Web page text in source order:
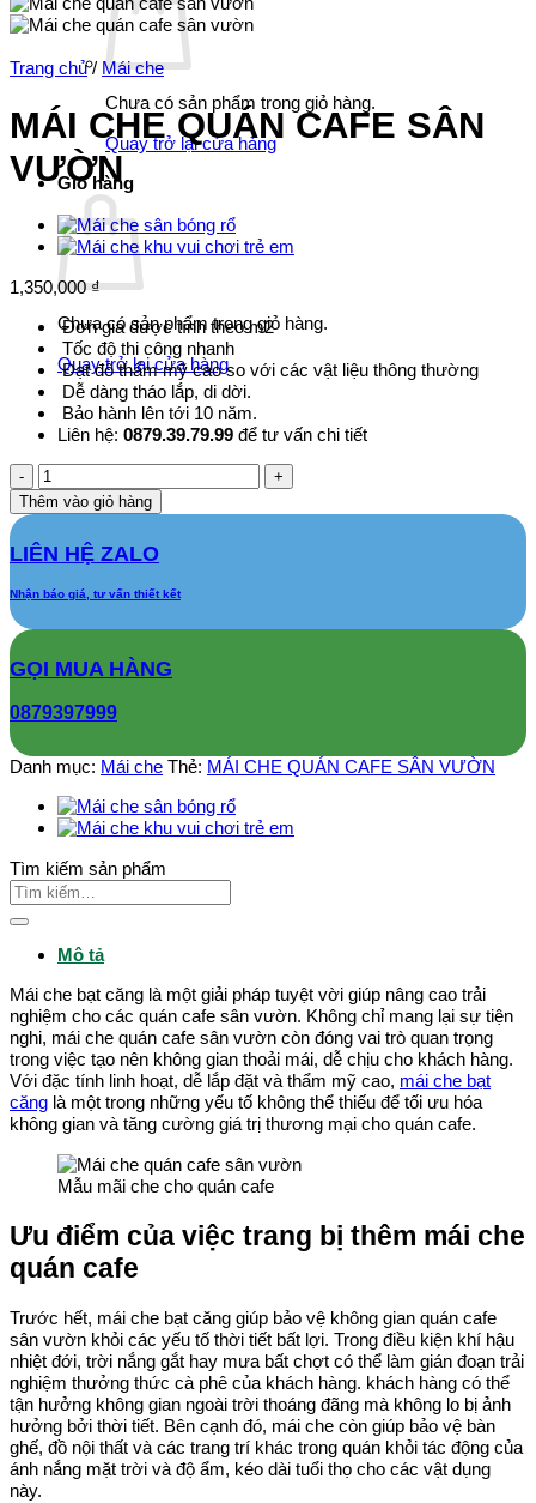
Chưa có sản phẩm trong giỏ hàng.
Quay trở lại cửa hàng
Giỏ hàng
Chưa có sản phẩm trong giỏ hàng.
Quay trở lại cửa hàng
Trang chủ / Mái che
MÁI CHE QUÁN CAFE SÂN
VƯỜN
1,350,000₫
Đơn giá được tính theo m2
Tốc độ thi công nhanh
Đạt đô thẩm mỹ cao so với các vật liệu thông thường
Dễ dàng tháo lắp, di dời.
Bảo hành lên tới 10 năm.
Liên hệ: 0879.39.79.99 để tư vấn chi tiết
MÁI
CHE
QUÁN
CAFE
SÂN
số
Thêm vào giỏ hàng
LIÊN HỆ ZALO
Nhận báo giá, tư vấn thiết kết
GỌI MUA HÀNG
0879397999
Danh mục: Mái che Thẻ: MÁI CHE QUÁN CAFE SÂN VƯỜN
Tìm kiếm sản phẩm
Tìm
kiếm:
Mô tả
Mái che bạt căng là một giải pháp tuyệt vời giúp nâng cao trải
nghiệm cho các quán cafe sân vườn. Không chỉ mang lại sự tiện
nghi, mái che quán cafe sân vườn còn đóng vai trò quan trọng
trong việc tạo nên không gian thoải mái, dễ chịu cho khách hàng.
Với đặc tính linh hoạt, dễ lắp đặt và thẩm mỹ cao, mái che bạt
căng là một trong những yếu tố không thể thiếu để tối ưu hóa
không gian và tăng cường giá trị thương mại cho quán cafe.
Mẫu mãi che cho quán cafe
Ưu điểm của việc trang bị thêm mái che
quán cafe
Trước hết, mái che bạt căng giúp bảo vệ không gian quán cafe
sân vườn khỏi các yếu tố thời tiết bất lợi. Trong điều kiện khí hậu
nhiệt đới, trời nắng gắt hay mưa bất chợt có thể làm gián đoạn trải
nghiệm thưởng thức cà phê của khách hàng. khách hàng có thể
tận hưởng không gian ngoài trời thoáng đãng mà không lo bị ảnh
hưởng bởi thời tiết. Bên cạnh đó, mái che còn giúp bảo vệ bàn
ghế, đồ nội thất và các trang trí khác trong quán khỏi tác động của
ánh nắng mặt trời và độ ẩm, kéo dài tuổi thọ cho các vật dụng
này.